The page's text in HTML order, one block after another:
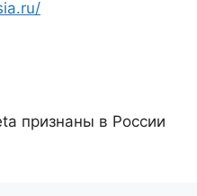
признаны в России